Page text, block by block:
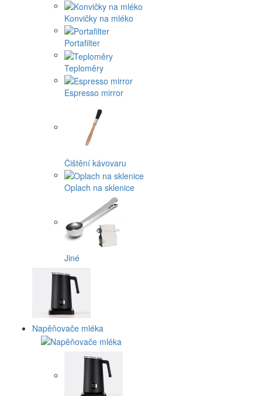
Konvičky na mléko
Portafilter
Teploměry
Espresso mirror
Čištění kávovaru
Oplach na sklenice
Jiné
Napěňovače mléka